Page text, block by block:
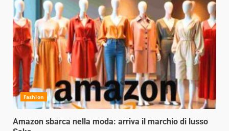
Fashion
Amazon sbarca nella moda: arriva il marchio di lusso